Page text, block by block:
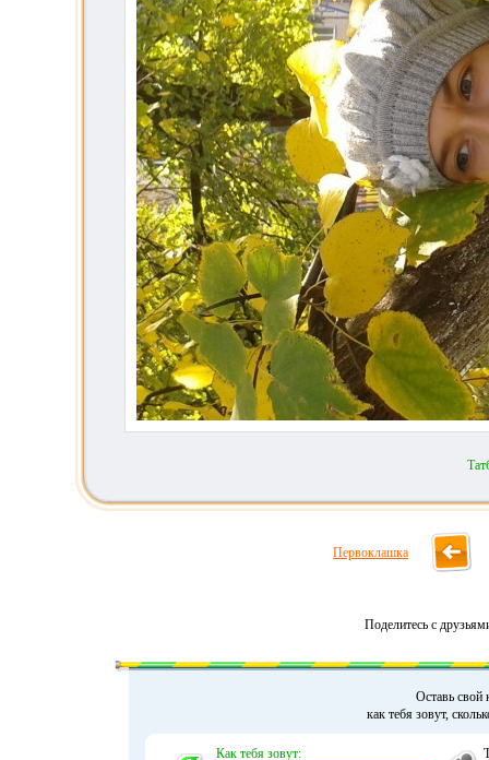
Первоклашка
Поделитесь с
Оставь свой
как тебя зовут,
Как тебя зовут: